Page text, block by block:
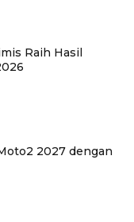
Raih Hasil
2027 dengan